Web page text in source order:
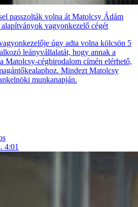
passzolták volna át Matolcsy Ádám
vagyonkezelő cégét
úgy adta volna kölcsön 5
leányvállalatát, hogy annak a
Matolcsy-cégbirodalom címén elérhető,
Mindezt Matolcsy
munkanapján.
4:01